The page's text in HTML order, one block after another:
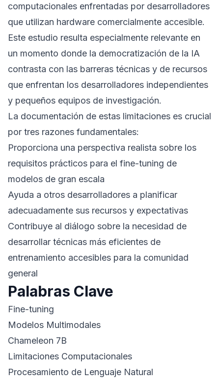
computacionales enfrentadas por desarrolladores
que utilizan hardware comercialmente accesible.
Este estudio resulta especialmente relevante en
un momento donde la democratización de la IA
contrasta con las barreras técnicas y de recursos
que enfrentan los desarrolladores independientes
y pequeños equipos de investigación.
La documentación de estas limitaciones es crucial
por tres razones fundamentales:
Proporciona una perspectiva realista sobre los
requisitos prácticos para el fine-tuning de
modelos de gran escala
Ayuda a otros desarrolladores a planificar
adecuadamente sus recursos y expectativas
Contribuye al diálogo sobre la necesidad de
desarrollar técnicas más eficientes de
entrenamiento accesibles para la comunidad
general
Palabras Clave
Fine-tuning
Modelos Multimodales
Chameleon 7B
Limitaciones Computacionales
Procesamiento de Lenguaje Natural